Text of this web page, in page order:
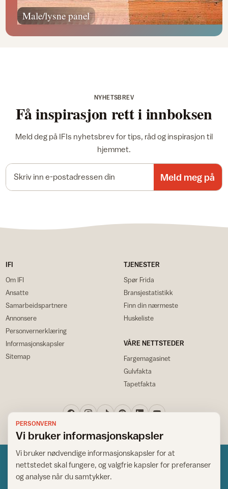
Male/lysne panel
NYHETSBREV
Få inspirasjon rett i innboksen
Meld deg på IFIs nyhetsbrev for tips, råd og inspirasjon til
hjemmet.
Meld meg på
IFI
Om IFI
Ansatte
Samarbeidspartnere
Annonsere
Personvernerklæring
Informasjonskapsler
Sitemap
TJENESTER
Spør Frida
Bransjestatistikk
Finn din nærmeste
Huskeliste
VÅRE NETTSTEDER
Fargemagasinet
Gulvfakta
Tapetfakta
PERSONVERN
Vi bruker informasjonskapsler
Vi bruker nødvendige informasjonskapsler for at
nettstedet skal fungere, og valgfrie kapsler for preferanser
og analyse når du samtykker.